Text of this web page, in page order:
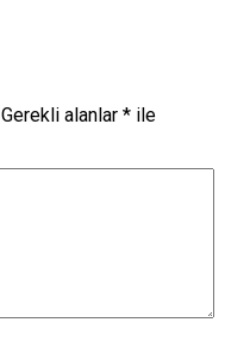
Gerekli alanlar * ile